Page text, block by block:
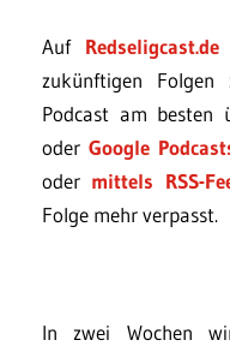
Auf Redseligcast.de
zukünftigen Folgen
Podcast am besten
oder Google
oder mittels RSS-
Folge mehr verpasst.
In zwei Wochen